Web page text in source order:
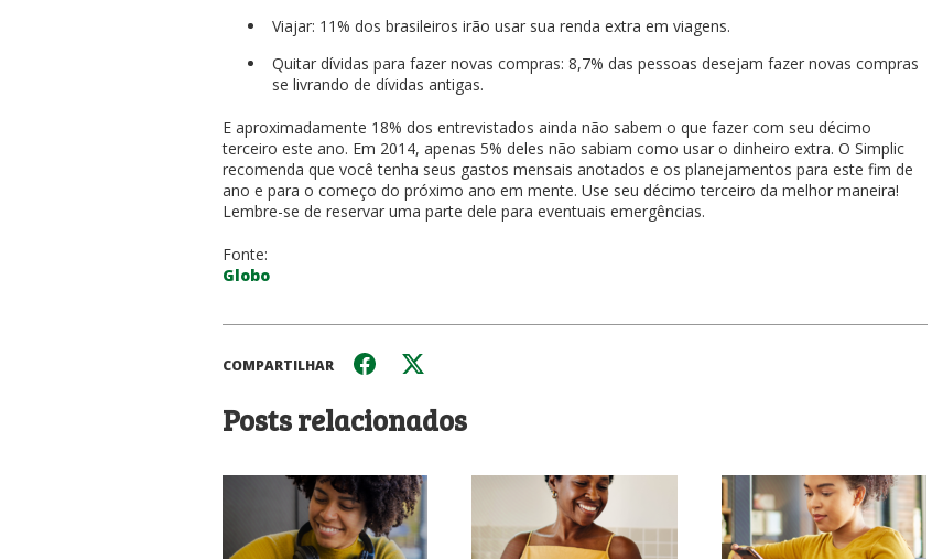
Viajar: 11% dos brasileiros irão usar sua renda extra em viagens.
Quitar dívidas para fazer novas compras: 8,7% das pessoas desejam fazer novas compras
se livrando de dívidas antigas.
E aproximadamente 18% dos entrevistados ainda não sabem o que fazer com seu décimo
terceiro este ano. Em 2014, apenas 5% deles não sabiam como usar o dinheiro extra. O Simplic
recomenda que você tenha seus gastos mensais anotados e os planejamentos para este fim de
ano e para o começo do próximo ano em mente. Use seu décimo terceiro da melhor maneira!
Lembre-se de reservar uma parte dele para eventuais emergências.
Fonte:
Globo
COMPARTILHAR
Posts relacionados